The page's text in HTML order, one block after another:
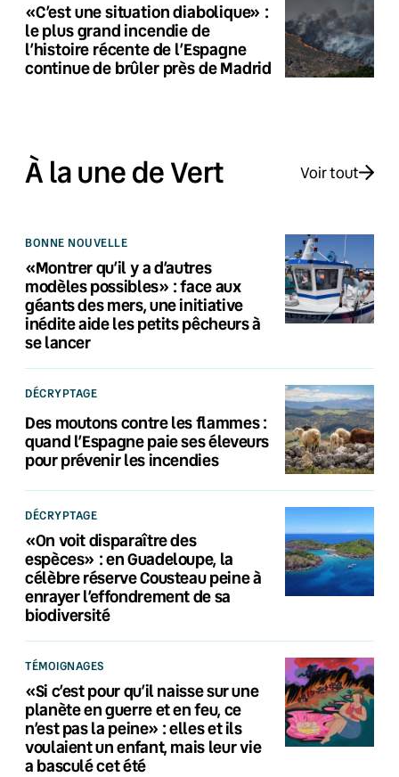
«C’est une situation diabolique» :
le plus grand incendie de
l’histoire récente de l’Espagne
continue de brûler près de Madrid
À la une de Vert Voir tout
BONNE NOUVELLE
«Montrer qu’il y a d’autres
modèles possibles» : face aux
géants des mers, une initiative
inédite aide les petits pêcheurs à
se lancer
DÉCRYPTAGE
Des moutons contre les flammes :
quand l’Espagne paie ses éleveurs
pour prévenir les incendies
DÉCRYPTAGE
«On voit disparaître des
espèces» : en Guadeloupe, la
célèbre réserve Cousteau peine à
enrayer l’effondrement de sa
biodiversité
TÉMOIGNAGES
«Si c’est pour qu’il naisse sur une
planète en guerre et en feu, ce
n’est pas la peine» : elles et ils
voulaient un enfant, mais leur vie
a basculé cet été